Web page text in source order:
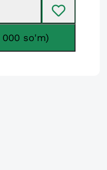
so'm)